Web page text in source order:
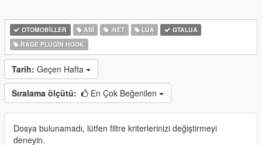
OTOMOBILLER ASI .NET LUA
GTALUA
RAGE PLUGIN HOOK
Tarih: Geçen Hafta
Sıralama ölçütü: En Çok Beğenilen
Dosya bulunamadı, lütfen filtre kriterlerinizi değiştirmeyi
deneyin.